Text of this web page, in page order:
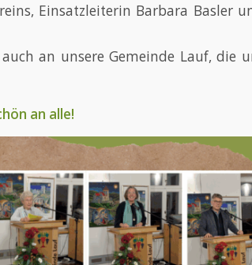
Einsatzleiterin Barbara
an unsere Gemeinde Lauf,
an alle!